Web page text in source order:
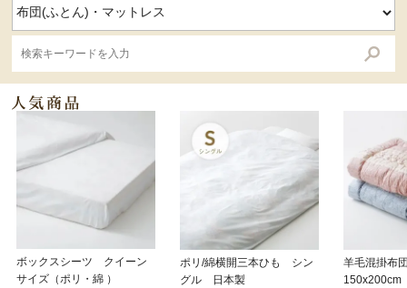
ボックスシーツ クイーン
サイズ（ポリ・綿 ）
ポリ/綿横開三本ひも シン
グル 日本製
羊毛混掛布
150x200cm